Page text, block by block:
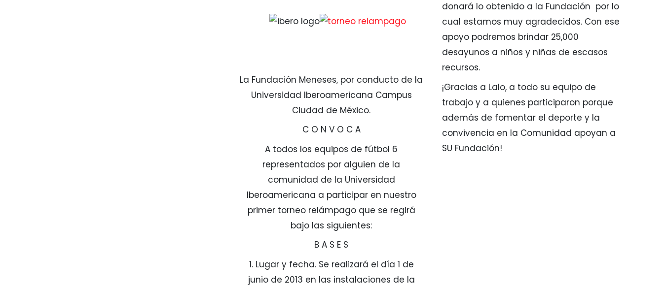
La Fundación Meneses, por conducto de la
Universidad Iberoamericana Campus
Ciudad de México.
C O N V O C A
A todos los equipos de fútbol 6
representados por alguien de la
comunidad de la Universidad
Iberoamericana a participar en nuestro
primer torneo relámpago que se regirá
bajo las siguientes:
B A S E S
1. Lugar y fecha. Se realizará el día 1 de
junio de 2013 en las instalaciones de la
donará lo obtenido a la Fundación por lo
cual estamos muy agradecidos. Con ese
apoyo podremos brindar 25,000
desayunos a niños y niñas de escasos
recursos.
¡Gracias a Lalo, a todo su equipo de
trabajo y a quienes participaron porque
además de fomentar el deporte y la
convivencia en la Comunidad apoyan a
SU Fundación!